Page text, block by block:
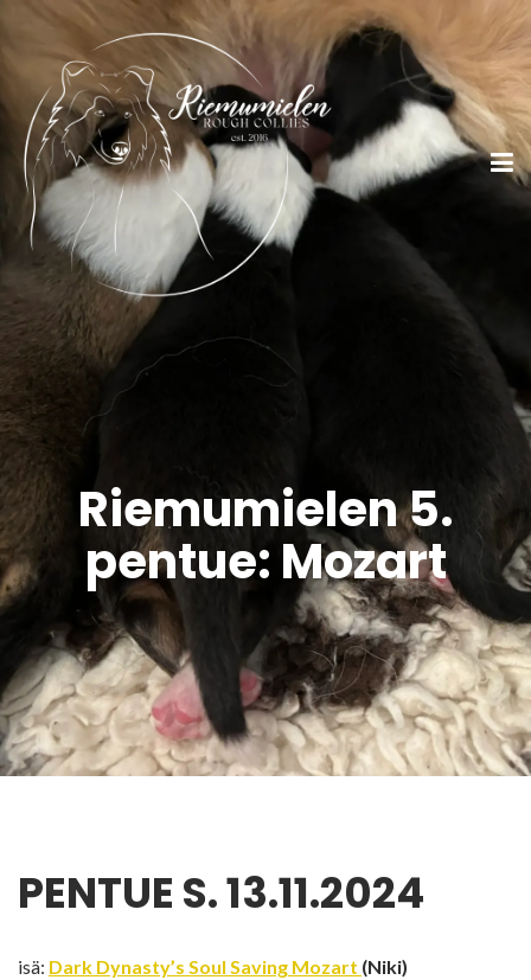
Riemumielen 5.
pentue: Mozart
PENTUE S. 13.11.2024
isä: Dark Dynasty’s Soul Saving Mozart (Niki)